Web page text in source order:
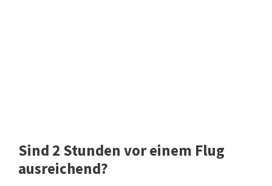
Sind 2 Stunden vor einem Flug
ausreichend?